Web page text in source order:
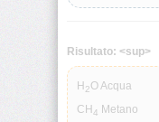
<base>
<basefont>
Risultato: <sup>
H 2O Acqua
CH4 Metano